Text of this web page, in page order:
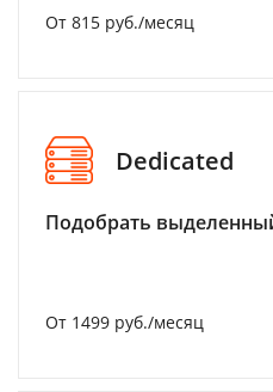
От 815 руб./месяц
Dedicated
Подобрать
От 1499 руб./месяц